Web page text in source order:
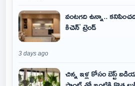
వంటగది ఉన్నా..
కిచెన్' ట్రెండ్
3 days ago
చిన్న ఇళ్ల కోసం బెస్ట్